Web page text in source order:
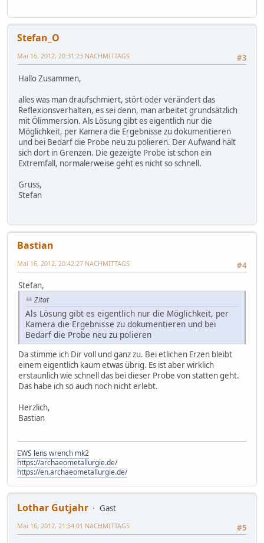
Stefan_O
#3
Mai 16, 2012, 20:31:23 NACHMITTAGS
Hallo Zusammen,
alles was man draufschmiert, stört oder verändert das
Reflexionsverhalten, es sei denn, man arbeitet grundsätzlich
mit Ölimmersion. Als Lösung gibt es eigentlich nur die
Möglichkeit, per Kamera die Ergebnisse zu dokumentieren
und bei Bedarf die Probe neu zu polieren. Der Aufwand hält
sich dort in Grenzen. Die gezeigte Probe ist schon ein
Extremfall, normalerweise geht es nicht so schnell.
Gruss,
Stefan
Bastian
#4
Mai 16, 2012, 20:42:27 NACHMITTAGS
Stefan,
Zitat
Als Lösung gibt es eigentlich nur die Möglichkeit, per
Kamera die Ergebnisse zu dokumentieren und bei
Bedarf die Probe neu zu polieren
Da stimme ich Dir voll und ganz zu. Bei etlichen Erzen bleibt
einem eigentlich kaum etwas übrig. Es ist aber wirklich
erstaunlich wie schnell das bei dieser Probe von statten geht.
Das habe ich so auch noch nicht erlebt.
Herzlich,
Bastian
EWS lens wrench mk2
https://archaeometallurgie.de/
https://en.archaeometallurgie.de/
Lothar Gutjahr
Gast
#5
Mai 16, 2012, 21:54:01 NACHMITTAGS